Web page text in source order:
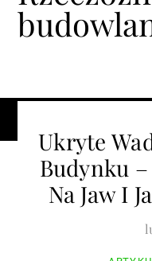
Ukryte
Budynku
Na Jaw I